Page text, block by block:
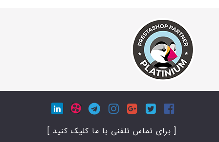
[ برای تماس تلفنی با ما کلیک کنید ]